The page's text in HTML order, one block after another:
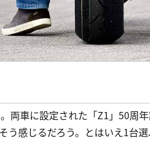
両車に設定された「Z1」50周
う感じるだろう。とはいえ1台